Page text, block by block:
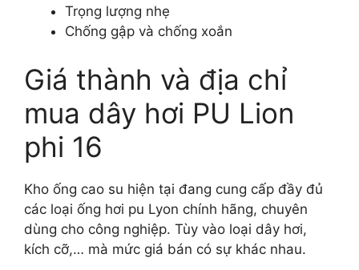
Trọng lượng nhẹ
Chống gập và chống xoắn
Giá thành và địa chỉ
mua dây hơi PU Lion
phi 16
Kho ống cao su hiện tại đang cung cấp đầy đủ
các loại ống hơi pu Lyon chính hãng, chuyên
dùng cho công nghiệp. Tùy vào loại dây hơi,
kích cỡ,… mà mức giá bán có sự khác nhau.